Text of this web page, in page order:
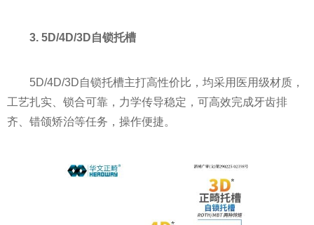
3. 5D/4D/3D自锁托槽
5D/4D/3D自锁托槽主打高性价比，均采用医用级材质，
工艺扎实、锁合可靠，力学传导稳定，可高效完成牙齿排
齐、错颌矫治等任务，操作便捷。